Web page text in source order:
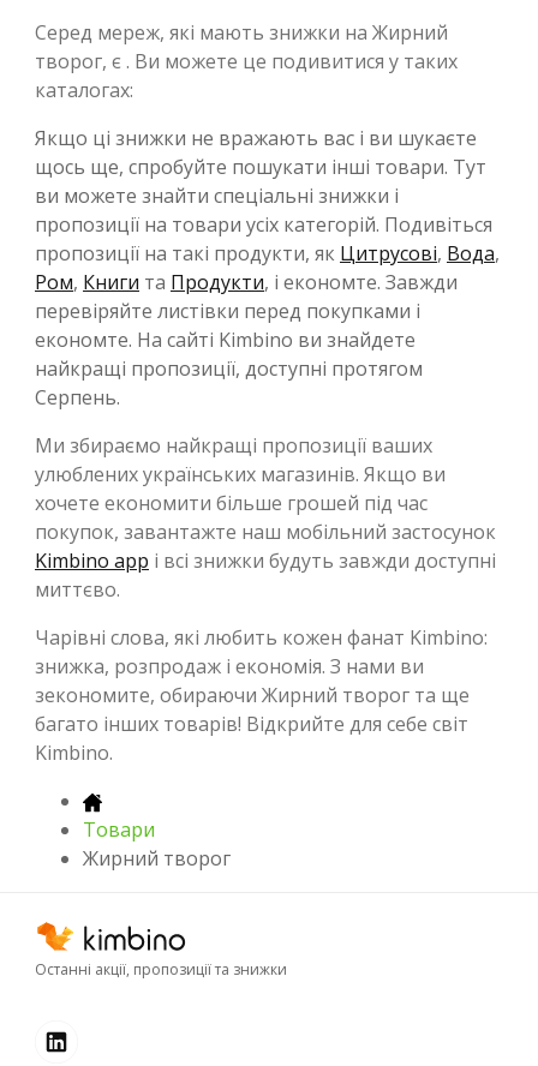
Серед мереж, які мають знижки на Жирний
творог, є . Ви можете це подивитися у таких
каталогах:
Якщо ці знижки не вражають вас і ви шукаєте
щось ще, спробуйте пошукати інші товари. Тут
ви можете знайти спеціальні знижки і
пропозиції на товари усіх категорій. Подивіться
пропозиції на такі продукти, як Цитрусові, Вода,
Ром, Книги та Продукти, і економте. Завжди
перевіряйте листівки перед покупками і
економте. На сайті Kimbino ви знайдете
найкращі пропозиції, доступні протягом
Серпень.
Ми збираємо найкращі пропозиції ваших
улюблених українських магазинів. Якщо ви
хочете економити більше грошей під час
покупок, завантажте наш мобільний застосунок
Kimbino app і всі знижки будуть завжди доступні
миттєво.
Чарівні слова, які любить кожен фанат Kimbino:
знижка, розпродаж і економія. З нами ви
зекономите, обираючи Жирний творог та ще
багато інших товарів! Відкрийте для себе світ
Kimbino.
Товари
Жирний творог
Останні акції, пропозиції та знижки